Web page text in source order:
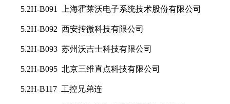
5.2H-B091 上海霍莱沃电子系统技术股份有限公司
5.2H-B092 西安抟微科技有限公司
5.2H-B093 苏州沃吉士科技有限公司
5.2H-B095 北京三维直点科技有限公司
5.2H-B117 工控兄弟连